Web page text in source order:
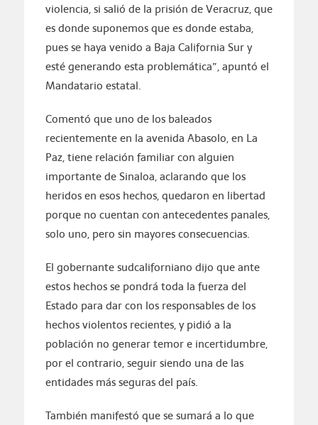
violencia, si salió de la prisión de Veracruz, que
es donde suponemos que es donde estaba,
pues se haya venido a Baja California Sur y
esté generando esta problemática”, apuntó el
Mandatario estatal.
Comentó que uno de los baleados
recientemente en la avenida Abasolo, en La
Paz, tiene relación familiar con alguien
importante de Sinaloa, aclarando que los
heridos en esos hechos, quedaron en libertad
porque no cuentan con antecedentes panales,
solo uno, pero sin mayores consecuencias.
El gobernante sudcaliforniano dijo que ante
estos hechos se pondrá toda la fuerza del
Estado para dar con los responsables de los
hechos violentos recientes, y pidió a la
población no generar temor e incertidumbre,
por el contrario, seguir siendo una de las
entidades más seguras del país.
También manifestó que se sumará a lo que